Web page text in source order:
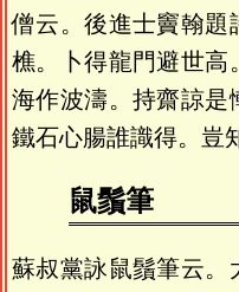
僧云。後進士竇翰題
樵。卜得龍門避世高
海作波濤。持齋諒是
鐵石心腸誰識得。豈
鼠鬚筆
蘇叔黨詠鼠鬚筆云。